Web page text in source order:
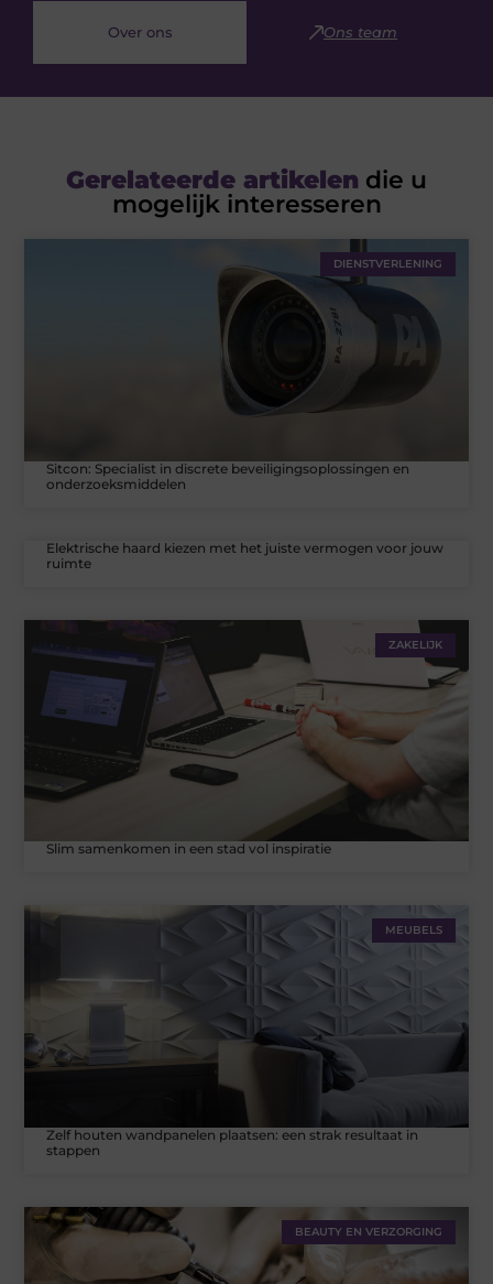
Over ons Ons team
Gerelateerde artikelen die u
mogelijk interesseren
DIENSTVERLENING
Sitcon: Specialist in discrete beveiligingsoplossingen en
onderzoeksmiddelen
Elektrische haard kiezen met het juiste vermogen voor jouw
ruimte
ZAKELIJK
Slim samenkomen in een stad vol inspiratie
MEUBELS
Zelf houten wandpanelen plaatsen: een strak resultaat in
stappen
BEAUTY EN VERZORGING